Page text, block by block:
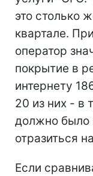
это столько
квартале.
оператор
покрытие в
интернету
20 из них - в
должно было
отразиться
Если